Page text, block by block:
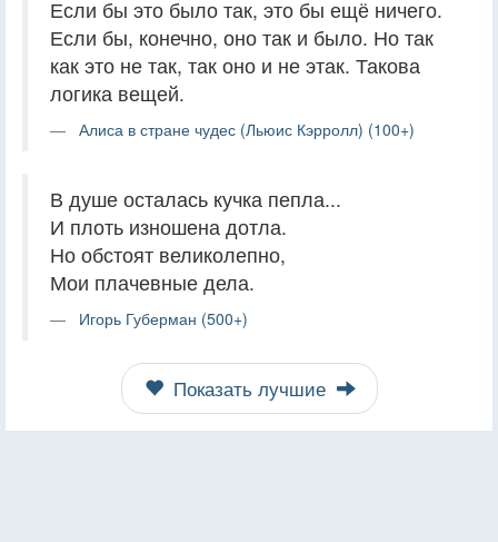
Если бы это было так, это бы ещё ничего.
Если бы, конечно, оно так и было. Но так
как это не так, так оно и не этак. Такова
логика вещей.
Алиса в стране чудес (Льюис Кэрролл) (100+)
В душе осталась кучка пепла...
И плоть изношена дотла.
Но обстоят великолепно,
Мои плачевные дела.
Игорь Губерман (500+)
Показать лучшие